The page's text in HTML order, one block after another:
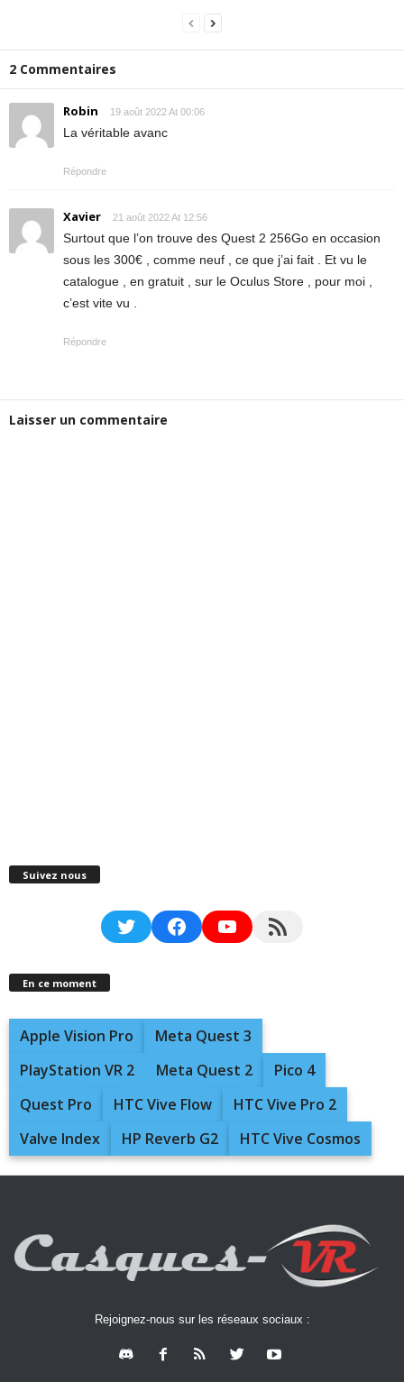
2 Commentaires
Robin 19 août 2022 At 00:06
La véritable avanc
Répondre
Xavier 21 août 2022 At 12:56
Surtout que l’on trouve des Quest 2 256Go en occasion
sous les 300€ , comme neuf , ce que j’ai fait . Et vu le
catalogue , en gratuit , sur le Oculus Store , pour moi ,
c’est vite vu .
Répondre
Laisser un commentaire
Suivez nous
TwitterFacebookYouTubeRSS Feed
En ce moment
Apple Vision Pro
Meta Quest 3
PlayStation VR 2
Meta Quest 2
Pico 4
Quest Pro
HTC Vive Flow
HTC Vive Pro 2
Valve Index
HP Reverb G2 HTC Vive Cosmos
Rejoignez-nous sur les réseaux sociaux :